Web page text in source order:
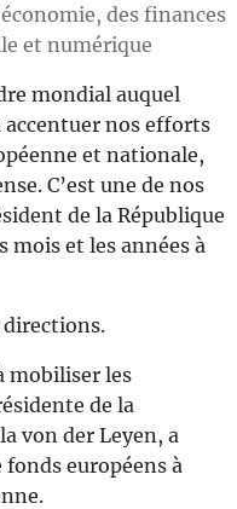
des finances
et numérique
mondial auquel
accentuer nos efforts
et nationale,
C’est une de nos
de la République
et les années à
mobiliser les
de la
von der Leyen, a
européens à